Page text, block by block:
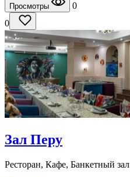
Просмотры
0
0
Зал Перу
Ресторан, Кафе, Банкетный зал